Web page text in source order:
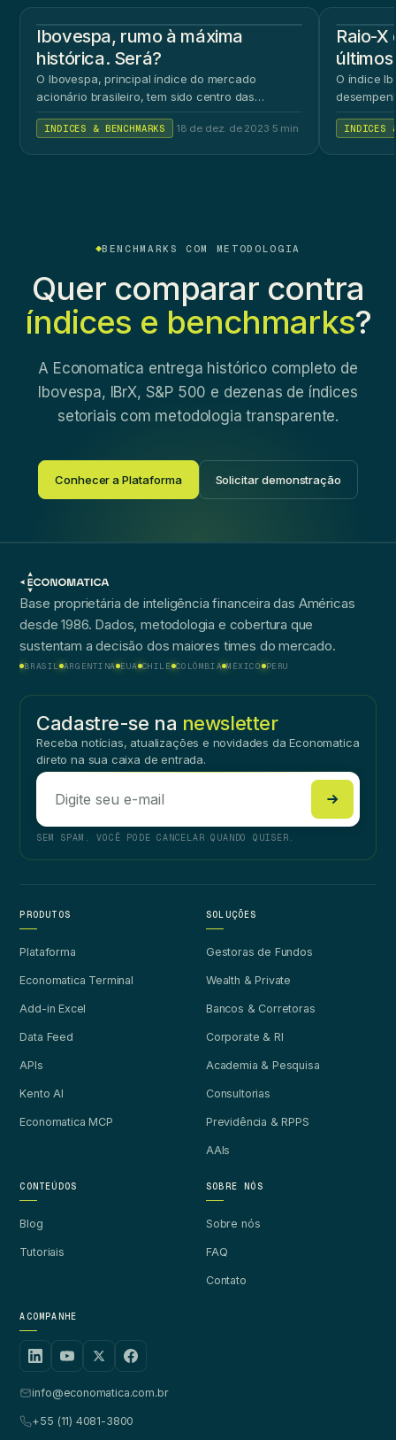
Ibovespa, rumo à máxima
histórica. Será?
O Ibovespa, principal índice do mercado
acionário brasileiro, tem sido centro das…
INDICES & BENCHMARKS 18 de dez. de 2023 5 min
Raio-
O índice
INDICES
BENCHMARKS COM METODOLOGIA
Quer comparar contra
índices e benchmarks?
A Economatica entrega histórico completo de
Ibovespa, IBrX, S&P 500 e dezenas de índices
setoriais com metodologia transparente.
Conhecer a Plataforma Solicitar demonstração
Base proprietária de inteligência financeira das Américas
desde 1986. Dados, metodologia e cobertura que
sustentam a decisão dos maiores times do mercado.
BRASIL ARGENTINA EUA CHILE COLÔMBIA MÉXICO PERU
Cadastre-se na newsletter
Receba notícias, atualizações e novidades da Economatica
direto na sua caixa de entrada.
SEM SPAM. VOCÊ PODE CANCELAR QUANDO QUISER.
PRODUTOS
Plataforma
Economatica Terminal
Add-in Excel
Data Feed
APIs
Kento AI
Economatica MCP
SOLUÇÕES
Gestoras de Fundos
Wealth & Private
Bancos & Corretoras
Corporate & RI
Academia & Pesquisa
Consultorias
Previdência & RPPS
AAIs
CONTEÚDOS
Blog
Tutoriais
SOBRE NÓS
Sobre nós
FAQ
Contato
ACOMPANHE
info@economatica.com.br
+55 (11) 4081-3800